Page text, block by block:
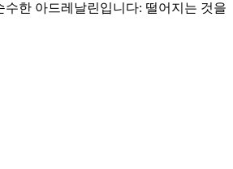
한 아드레날린입니다: 떨어지는 것을